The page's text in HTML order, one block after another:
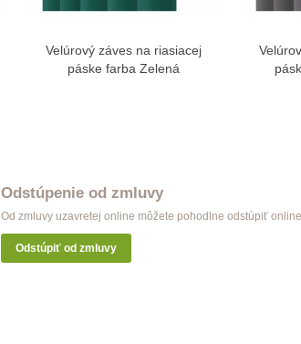
Zobraziť viac
Velúrový záves na riasiacej
páske farba Zelená
Odstúpenie od zmluvy
Od zmluvy uzavretej online môžete pohodlne odstúpiť
Odstúpiť od zmluvy